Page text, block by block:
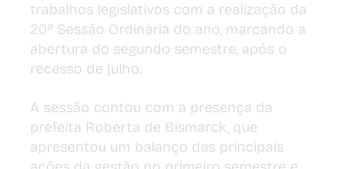
trabalhos legislativos com a realização da
20ª Sessão Ordinária do ano, marcando a
abertura do segundo semestre, após o
recesso de julho.
A sessão contou com a presença da
prefeita Roberta de Bismarck, que
apresentou um balanço das principais